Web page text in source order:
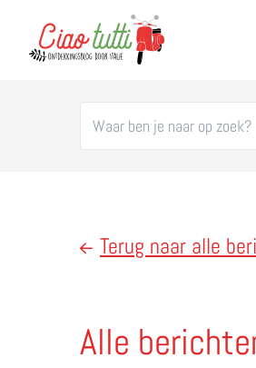
Terug naar alle
Alle